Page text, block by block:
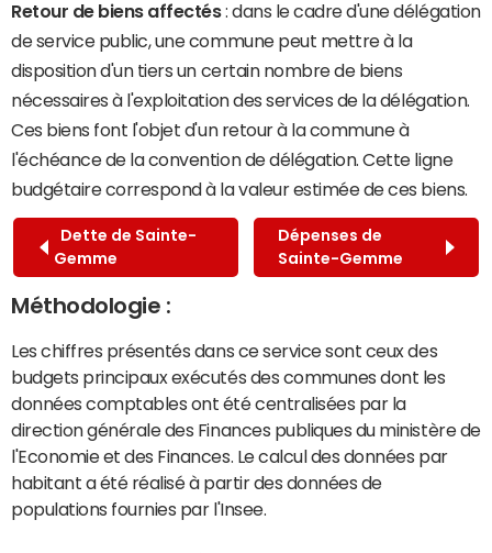
Retour de biens affectés: dans le cadre d'une délégation
de service public, une commune peut mettre à la
disposition d'un tiers un certain nombre de biens
nécessaires à l'exploitation des services de la délégation.
Ces biens font l'objet d'un retour à la commune à
l'échéance de la convention de délégation. Cette ligne
budgétaire correspond à la valeur estimée de ces biens.
Dette de Sainte-
Gemme
Dépenses de
Sainte-Gemme
Méthodologie :
Les chiffres présentés dans ce service sont ceux des
budgets principaux exécutés des communes dont les
données comptables ont été centralisées par la
direction générale des Finances publiques du ministère de
l'Economie et des Finances. Le calcul des données par
habitant a été réalisé à partir des données de
populations fournies par l'Insee.